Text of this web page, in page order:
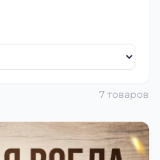
7 товаров